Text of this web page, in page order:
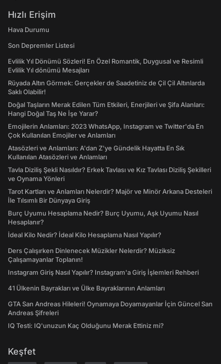
Hızlı Erişim
Hava Durumu
Son Depremler Listesi
Evlilik Yıl Dönümü Sözleri! En Özel Romantik, Duygusal ve Resimli
Evlilik Yıl dönümü Mesajları
Rüyada Altın Görmek: Gerçekler de Saadetiniz de Çil Çil Altınlarda
Saklı Olabilir!
Doğal Taşların Merak Edilen Tüm Etkileri, Enerjileri ve Şifa Alanları:
Hangi Doğal Taş Ne İşe Yarar?
Emojilerin Anlamları: 2023 WhatsApp, Instagram ve Twitter'da En
Çok Kullanılan Emojiler ve Anlamları
Atasözleri ve Anlamları: A'dan Z'ye Gündelik Hayatta En Sık
Kullanılan Atasözleri ve Anlamları
Tavla Diziliş Şekli Nasıldır? Erkek Tavlası ve Kız Tavlası Diziliş Şekilleri
ve Oynama Yönleri
Tarot Kartları ve Anlamları Nelerdir? Majör ve Minör Arkana Desteleri
İle Tılsımlı Bir Dünyaya Giriş
Burç Uyumu Hesaplama Nedir? Burç Uyumu, Aşk Uyumu Nasıl
Hesaplanır?
İdeal Kilo Nedir? İdeal Kilo Hesaplama Nasıl Yapılır?
Ders Çalışırken Dinlenecek Müzikler Nelerdir? Müziksiz
Çalışamayanlar Toplanın!
Instagram Giriş Nasıl Yapılır? Instagram'a Giriş İşlemleri Rehberi
41 Ülkenin Bayrakları ve Ülke Bayraklarının Anlamları
GTA San Andreas Hileleri! Oynamaya Doyamayanlar İçin Güncel San
Andreas Şifreleri
IQ Testi: IQ'unuzun Kaç Olduğunu Merak Ettiniz mi?
Keşfet